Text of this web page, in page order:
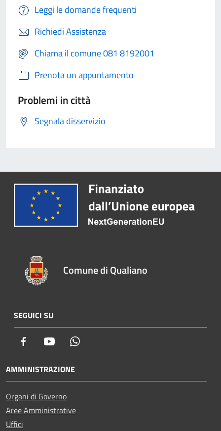
Leggi le domande frequenti
Richiedi Assistenza
Chiama il comune 081 8192001
Prenota un appuntamento
Problemi in città
Segnala disservizio
Comune di Qualiano
SEGUICI SU
Facebook Youtube
AMMINISTRAZIONE
Organi di Governo
Aree Amministrative
Uffici